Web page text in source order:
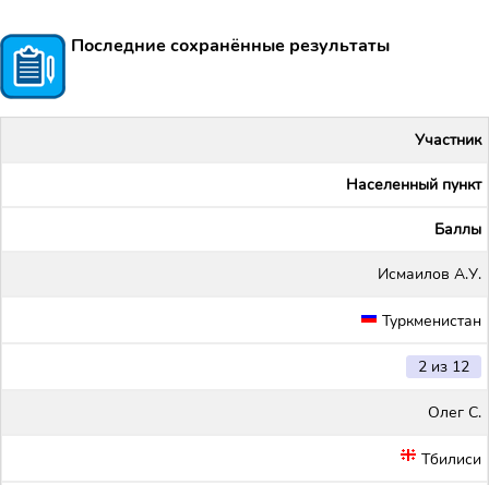
Последние сохранённые результаты
Участник
Населенный пункт
Баллы
Исмаилов А.У.
Туркменистан
2 из 12
Олег С.
Тбилиси